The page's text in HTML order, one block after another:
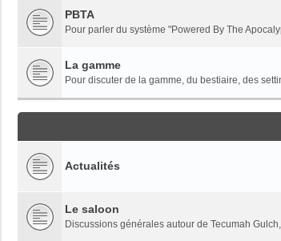
PBTA
Pour parler du système "Powered By The
La gamme
Pour discuter de la gamme, du bestiaire, des
Actualités
Le saloon
Discussions générales autour de Tecumah